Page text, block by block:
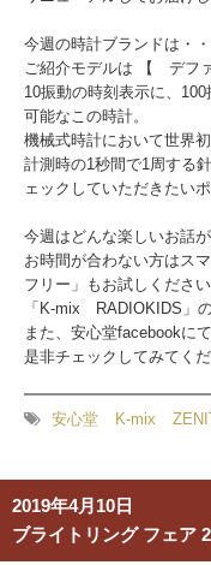
今週の時計ブランドは
ご紹介モデルは 【 デフ
10振動の時刻表示に、
可能なこの時計。
機械式時計において世界
計測時の1秒間で1周する
ェックしていただきたい
今週はどんな楽しいお話
お時間が合わない方はス
フリー」もお試しください
「K-mix RADIOKIDS」
また、安心堂facebookに
是非チェックしてみてく
安心堂 K-mix
2019年4月10日
ブライトリング フェア